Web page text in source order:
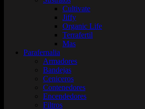
Cultivate
Jiffy
Organic Life
Terrafertil
Mas
Parafernalia
Armadores
Bandejas
Ceniceros
Contenedores
Encendedores
Filtros